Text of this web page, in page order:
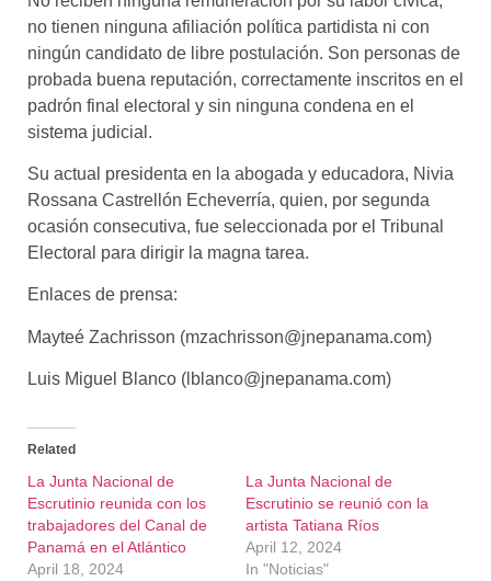
no tienen ninguna afiliación política partidista ni con
ningún candidato de libre postulación. Son personas de
probada buena reputación, correctamente inscritos en el
padrón final electoral y sin ninguna condena en el
sistema judicial.
Su actual presidenta en la abogada y educadora, Nivia
Rossana Castrellón Echeverría, quien, por segunda
ocasión consecutiva, fue seleccionada por el Tribunal
Electoral para dirigir la magna tarea.
Enlaces de prensa:
Mayteé Zachrisson (mzachrisson@jnepanama.com)
Luis Miguel Blanco ( lblanco@jnepanama.com)
Related
La Junta Nacional de
Escrutinio reunida con los
trabajadores del Canal de
Panamá en el Atlántico
April 18, 2024
La Junta Nacional de
Escrutinio se reunió con la
artista Tatiana Ríos
April 12, 2024
In "Noticias"